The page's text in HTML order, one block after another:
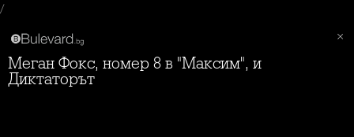
/
Меган Фокс, номер 8 в "Максим", и
Диктаторът